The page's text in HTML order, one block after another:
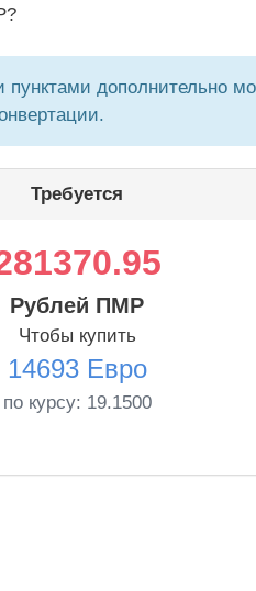
дополнительно
Требуется
Рублей ПМР
Чтобы купить
14693 Евро
по курсу: 19.1500